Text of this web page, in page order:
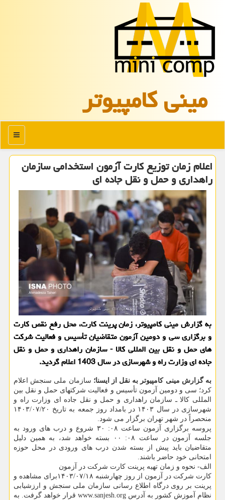
مینی كامپیوتر
منو
اعلام زمان توزیع کارت آزمون استخدامی سازمان
راهداری و حمل ‏و ‏نقل جاده ای
به گزارش مینی کامپیوتر، زمان پرینت کارت، محل رفع نقص کارت
و برگزاری سی و دومین آزمون متقاضیان تأسیس و فعالیت شرکت
های حمل و نقل بین المللی کالا - سازمان راهداری و حمل ‏و ‏نقل
جاده ای وزارت راه و شهرسازی در سال 1403 اعلام گردید.
به گزارش مینی کامپیوتر به نقل از ایسنا؛ سازمان ملی سنجش اعلام
کرد؛ سی و دومین آزمون تأسیس و فعالیت شرکتهای حمل و نقل بین
المللی کالا ـ سازمان راهداری و حمل و ‏نقل جاده ای وزارت راه و
شهرسازی در سال ۱۴۰۳ در بامداد روز جمعه به تاریخ ۱۴۰۳/۰۷/۲۰
منحصراً در شهر تهران برگزار می شود.
پروسه برگزاری آزمون ساعت ۰۸: ۳۰ شروع و درب های ورود به
جلسه آزمون در ساعت ۰۸: ۰۰ بسته خواهد شد، به همین دلیل
متقاضیان باید پیش از بسته شدن درب های ورودی در محل حوزه
امتحانی خود حاضر باشند.
الف- نحوه و زمان تهیه پرینت کارت شرکت در آزمون
کارت شرکت در آزمون از روز چهارشنبه ۱۴۰۳/۰۷/۱۸برای مشاهده و
پرینت بر روی درگاه اطلاع رسانی سازمان ملی سنجش و ارزشیابی
نظام آموزش کشور به آدرس www.sanjesh.org قرار خواهد گرفت. به